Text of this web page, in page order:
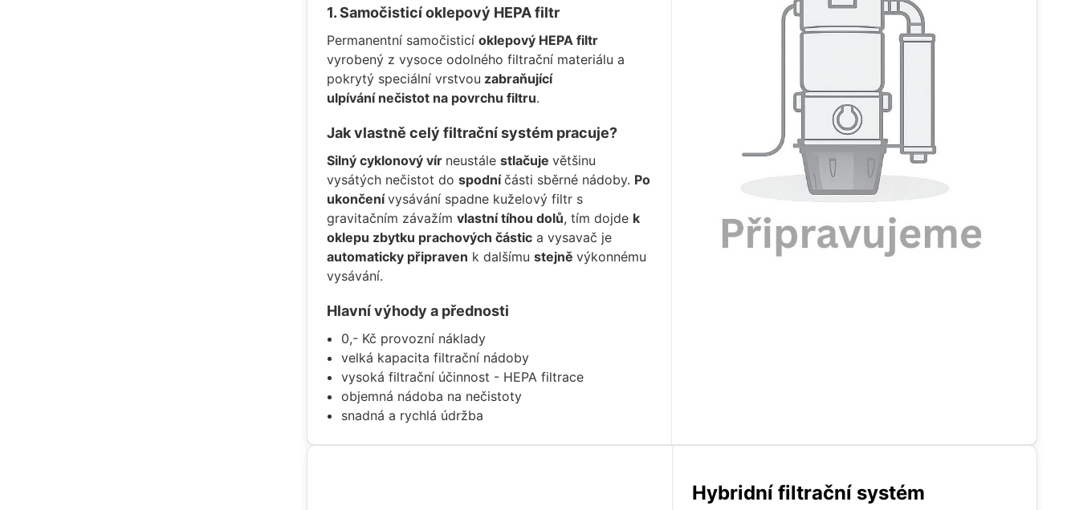
1. Samočisticí oklepový HEPA filtr
Permanentní samočisticí oklepový HEPA filtr
vyrobený z vysoce odolného filtrační materiálu a
pokrytý speciální vrstvou zabraňující
ulpívání nečistot na povrchu filtru.
Jak vlastně celý filtrační systém pracuje?
Silný cyklonový vír neustále stlačuje většinu
vysátých nečistot do spodníčásti sběrné nádoby. Po
ukončenívysávání spadne kuželový filtr s
gravitačním závažím vlastní tíhou dolů, tím dojde k
oklepu zbytku prachových částica vysavač je
automaticky připraven k dalšímu stejně výkonnému
vysávání.
Hlavní výhody a přednosti
0,- Kč provozní náklady
velká kapacita filtrační nádoby
vysoká filtrační účinnost - HEPA filtrace
objemná nádoba na nečistoty
snadná a rychlá údržba
Hybridní filtrační systém